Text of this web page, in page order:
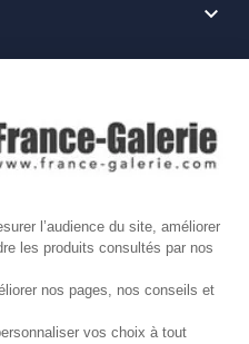
l’audience du site, améliorer
les produits consultés par nos
nos pages, nos conseils et
vos choix à tout

